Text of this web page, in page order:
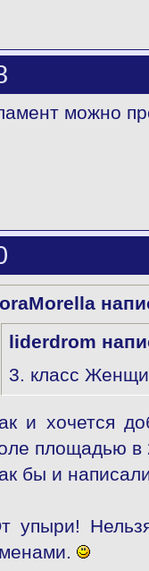
можно
liderdrom
3. класс
и хочется
площадью в
бы и
упыри!